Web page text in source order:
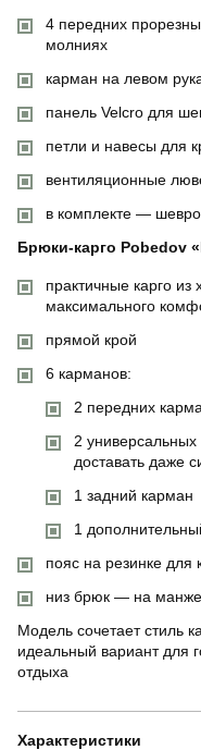
4 передних
молниях
карман на левом
панель Velcro для
петли и навесы для
вентиляционные
в комплекте —
Брюки-карго Pobedov
практичные карго
максимального
прямой крой
6 карманов:
2 передних
2
доставать даже
1 задний карман
1
пояс на резинке для
низ брюк — на
Модель сочетает стиль
идеальный вариант для
отдыха
Характеристики